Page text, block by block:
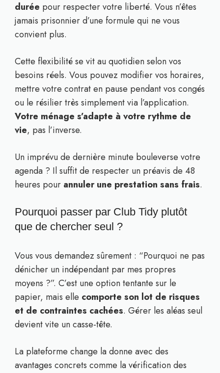
durée pour respecter votre liberté. Vous n’êtes
jamais prisonnier d’une formule qui ne vous
convient plus.
Cette flexibilité se vit au quotidien selon vos
besoins réels. Vous pouvez modifier vos horaires,
mettre votre contrat en pause pendant vos congés
ou le résilier très simplement via l’application.
Votre ménage s’adapte à votre rythme de
vie, pas l’inverse.
Un imprévu de dernière minute bouleverse votre
agenda ? Il suffit de respecter un préavis de 48
heures pour annuler une prestation sans frais.
Pourquoi passer par Club Tidy plutôt
que de chercher seul ?
Vous vous demandez sûrement : “Pourquoi ne pas
dénicher un indépendant par mes propres
moyens ?”. C’est une option tentante sur le
papier, mais elle comporte son lot de risques
et de contraintes cachées. Gérer les aléas seul
devient vite un casse-tête.
La plateforme change la donne avec des
avantages concrets comme la vérification des